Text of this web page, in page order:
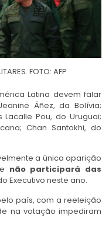
FOTO: AFP
Latina devem falar
Áñez, da Bolívia;
Lacalle Pou, do Uruguai;
Chan Santokhi, do
a única aparição
não participará das
Executivo neste ano.
país, com a reeleição
na votação impediram